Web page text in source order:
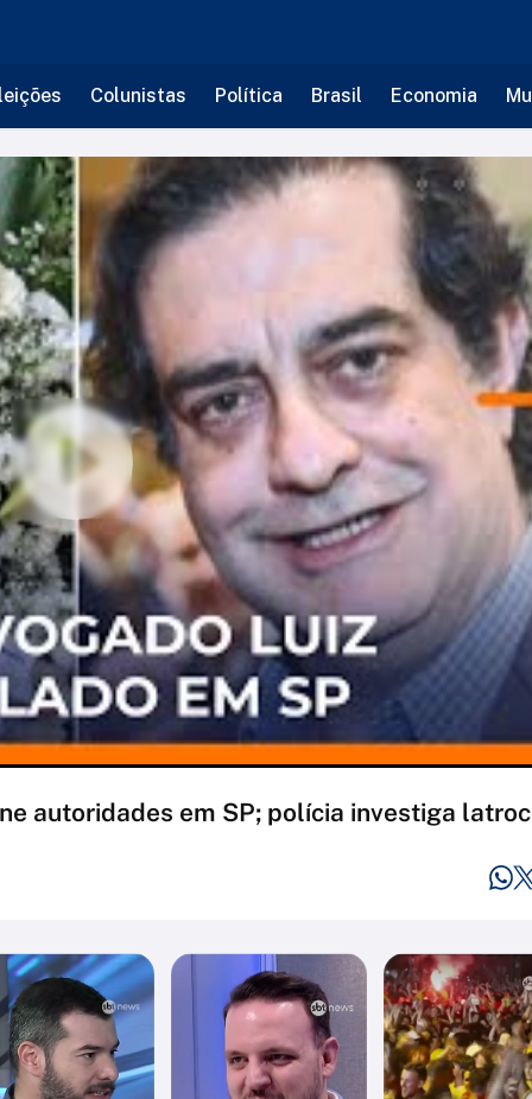
Colunistas Política Brasil Economia
autoridades em SP; polícia investiga